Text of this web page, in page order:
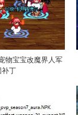
物宝宝改魔界人军
补丁